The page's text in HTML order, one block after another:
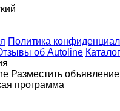
Политика
об Autoline
Разместить объявление
программа